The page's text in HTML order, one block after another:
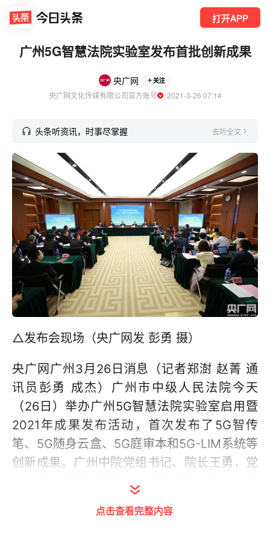
打开APP
广州5G智慧法院实验室发布首批创新成果
央广网 关注
央广网文化传媒有限公司官方账号
  2021-3-26 07:14
头条听资讯，时事尽掌握 去听全文
△发布会现场（央广网发 彭勇 摄）
央广网广州3月26日消息（记者郑澍 赵菁 通
讯员彭勇 成杰）广州市中级人民法院今天
（26日）举办广州5G智慧法院实验室启用暨
2021年成果发布活动，首次发布了5G智传
笔、5G随身云盒、5G庭审本和5G-LIM系统等
创新成果。广州中院党组书记、院长王勇，党
组成员、副院长吴翔，中国联通广州市分公司
周剑明参加并讲话。发布会由广州中院宣教处
点击查看完整内容